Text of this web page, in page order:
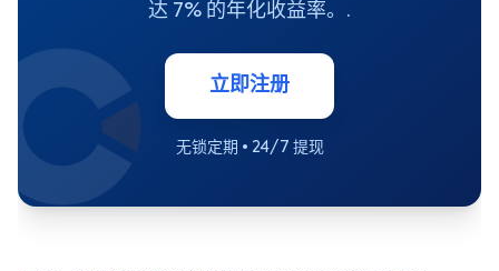
达 7% 的年化收益率。.
立即注册
无锁定期 • 24/7 提现